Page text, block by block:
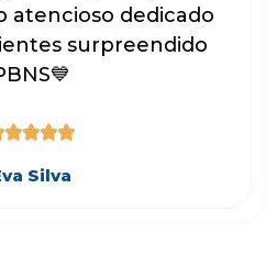
atencioso dedicado
surpreendido

Silva